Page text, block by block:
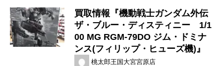
買取情報『機動戦士ガンダム外伝
ザ・ブルー・ディスティニー 1/1
00 ​MG ​RGM-79DO ​ジム・ドミナ
ンス(フィリップ・ヒューズ機)』
桃太郎王国大宮宮原店